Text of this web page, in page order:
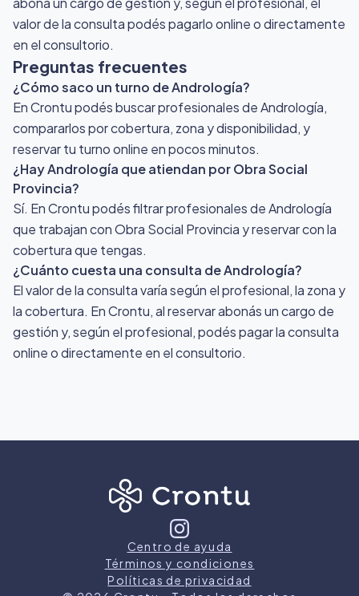
valor de la consulta podés pagarlo online o directamente
en el consultorio.
Preguntas frecuentes
¿Cómo saco un turno de Andrología?
En Crontu podés buscar profesionales de Andrología,
compararlos por cobertura, zona y disponibilidad, y
reservar tu turno online en pocos minutos.
¿Hay Andrología que atiendan por Obra Social
Provincia?
Sí. En Crontu podés filtrar profesionales de Andrología
que trabajan con Obra Social Provincia y reservar con la
cobertura que tengas.
¿Cuánto cuesta una consulta de Andrología?
El valor de la consulta varía según el profesional, la zona y
la cobertura. En Crontu, al reservar abonás un cargo de
gestión y, según el profesional, podés pagar la consulta
online o directamente en el consultorio.
Centro de ayuda
Términos y condiciones
Políticas de privacidad